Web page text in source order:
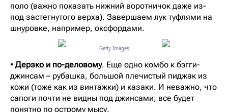
поло (важно показать нижний воротничок даже из-
под застегнутого верха). Завершаем лук туфлями на
шнуровке, например, оксфордами.
Getty Images
• Дерзко и по-деловому. Еще одно комбо к бэгги-
джинсам – рубашка, большой плечистый пиджак из
кожи (тоже как из винтажки) и казаки. И неважно, что
сапоги почти не видны под джинсами; все будет
понятно по острому мысу.